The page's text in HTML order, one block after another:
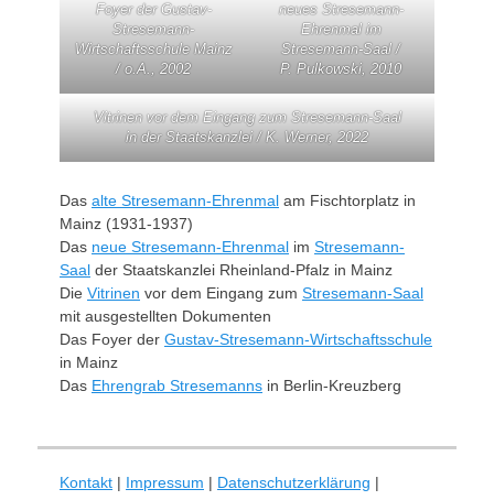
Foyer der Gustav-
Stresemann-
Wirtschaftsschule Mainz
/ o.A., 2002
neues Stresemann-
Ehrenmal im
Stresemann-Saal /
P. Pulkowski, 2010
Vitrinen vor dem Eingang zum Stresemann-Saal
in der Staatskanzlei / K. Werner, 2022
Das alte Stresemann-Ehrenmal am Fischtorplatz in
Mainz (1931-1937)
Das neue Stresemann-Ehrenmal im Stresemann-
Saal der Staatskanzlei Rheinland-Pfalz in Mainz
Die Vitrinen vor dem Eingang zum Stresemann-Saal
mit ausgestellten Dokumenten
Das Foyer der Gustav-Stresemann-Wirtschaftsschule
in Mainz
Das Ehrengrab Stresemanns in Berlin-Kreuzberg
Kontakt | Impressum | Datenschutzerklärung |